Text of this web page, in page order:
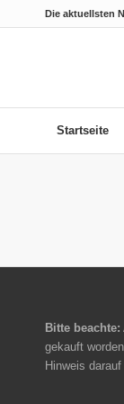
Die aktuellsten
Startseite
Bitte beachte:
gekauft
Hinweis